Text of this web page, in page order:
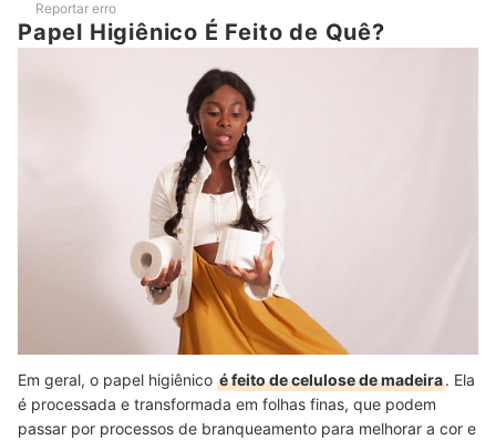
Confira Também Algumas Dicas da mybest de Produtos de Higiene
Íntima
Reportar erro
Papel Higiênico É Feito de Quê?
Em geral, o papel higiênico é feito de celulose de madeira. Ela
é processada e transformada em folhas finas, que podem
passar por processos de branqueamento para melhorar a cor e